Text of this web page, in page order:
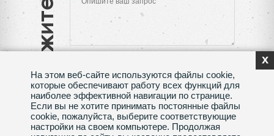
Нажимая на кнопку "Отправить", Вы даете согласие
на обработку своихперсональных данных
x
На этом веб-сайте используются файлы cookie,
которые обеспечивают работу всех функций для
наиболее эффективной навигации по странице.
Если вы не хотите принимать постоянные файлы
cookie, пожалуйста, выберите соответствующие
настройки на своем компьютере. Продолжая